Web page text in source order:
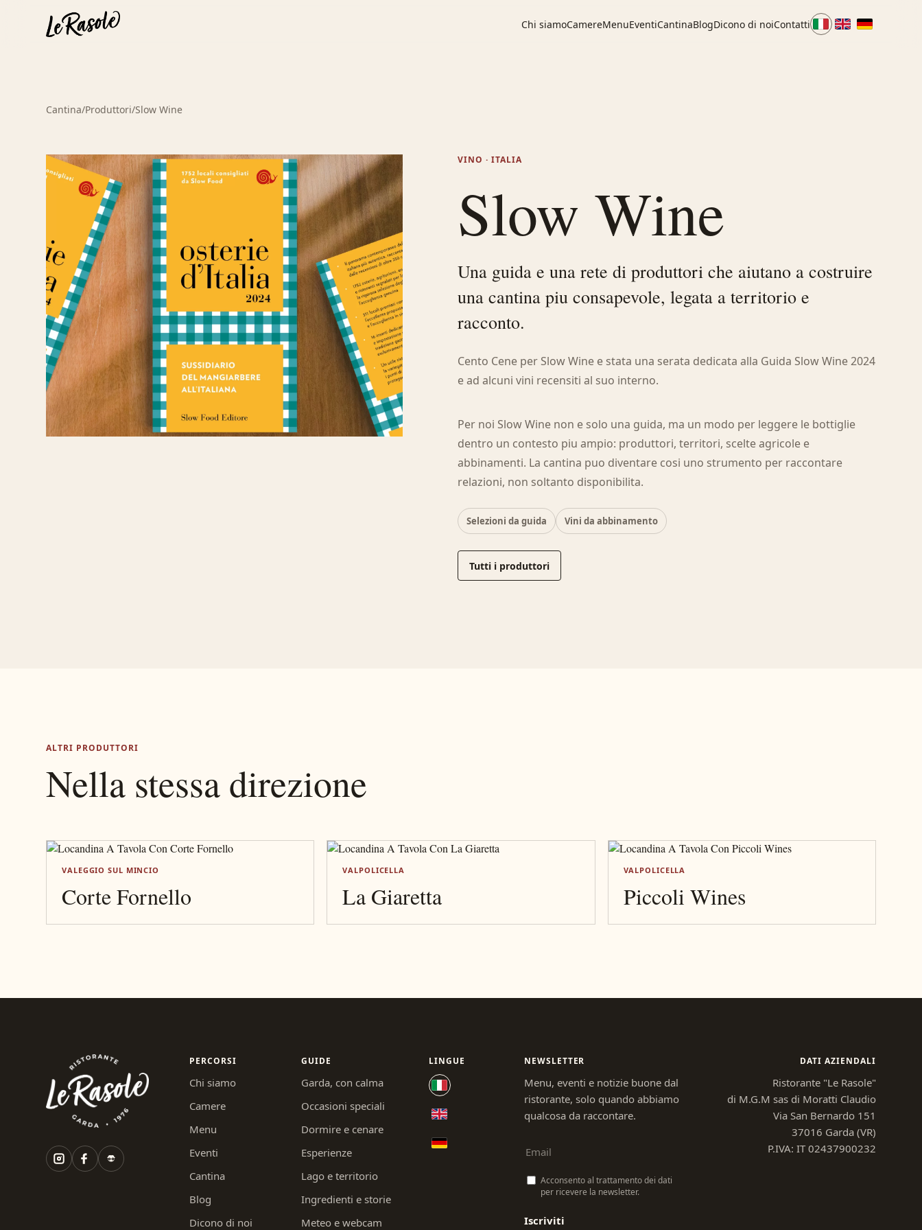
Chi siamoCamereMenuEventiCantinaBlogDicono di noiContatti
Cantina/Produttori/Slow Wine
VINO · ITALIA
Slow Wine
Una guida e una rete di produttori che aiutano a costruire
una cantina piu consapevole, legata a territorio e
racconto.
Cento Cene per Slow Wine e stata una serata dedicata alla Guida Slow Wine 2024
e ad alcuni vini recensiti al suo interno.
Per noi Slow Wine non e solo una guida, ma un modo per leggere le bottiglie
dentro un contesto piu ampio: produttori, territori, scelte agricole e
abbinamenti. La cantina puo diventare cosi uno strumento per raccontare
relazioni, non soltanto disponibilita.
Selezioni da guida Vini da abbinamento
Tutti i produttori
ALTRI PRODUTTORI
Nella stessa direzione
VALEGGIO SUL MINCIO
Corte Fornello
VALPOLICELLA
La Giaretta
VALPOLICELLA
Piccoli Wines
PERCORSI
Chi siamo
Camere
Menu
Eventi
Cantina
Blog
Dicono di noi
GUIDE
Garda, con calma
Occasioni speciali
Dormire e cenare
Esperienze
Lago e territorio
Ingredienti e storie
Meteo e webcam
LINGUE NEWSLETTER
Menu, eventi e notizie buone dal
ristorante, solo quando abbiamo
qualcosa da raccontare.
Acconsento al trattamento dei dati
per ricevere la newsletter.
Iscriviti
DATI AZIENDALI
Ristorante "Le Rasole"
di M.G.M sas di Moratti Claudio
Via San Bernardo 151
37016 Garda (VR)
P.IVA: IT 02437900232